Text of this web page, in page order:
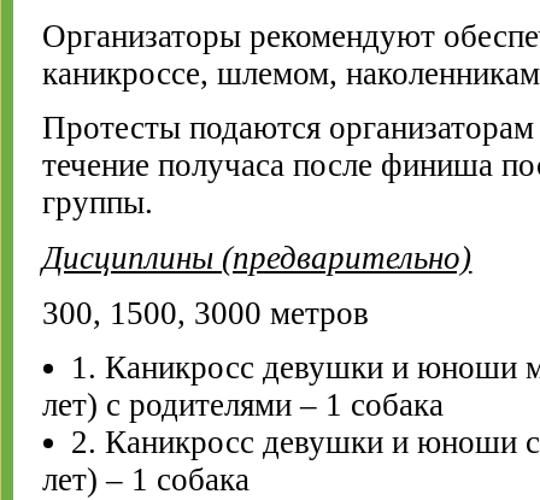
Организаторы рекомендуют
каникроссе, шлемом,
Протесты подаются
течение получаса после финиша
группы.
Дисциплины (предварительно)
300, 1500, 3000 метров
1. Каникросс девушки и юноши
лет) с родителями – 1 собака
2. Каникросс девушки и юноши
лет) – 1 собака